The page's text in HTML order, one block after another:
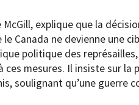
explique que la
Canada ne devienne une
politique des représailles,
mesures. Il insiste sur la
soulignant qu’une guerre